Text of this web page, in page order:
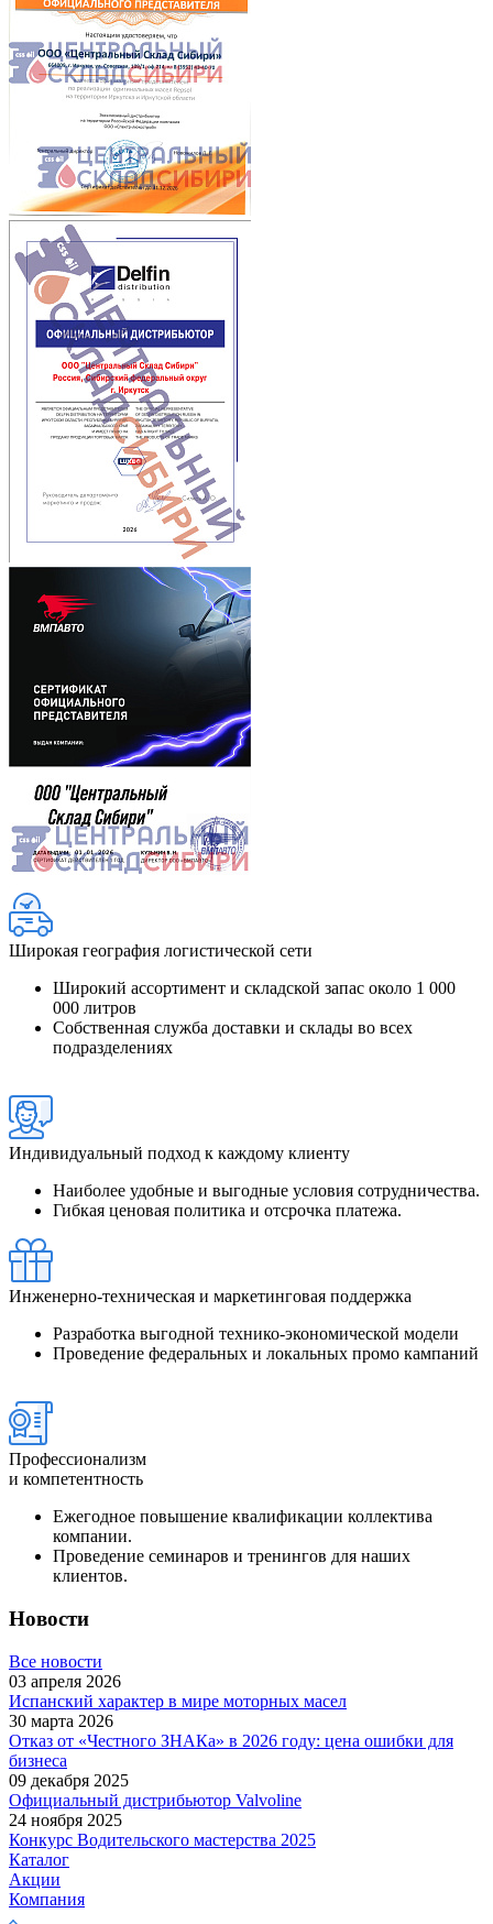
Широкая география логистической сети
Широкий ассортимент и складской запас около 1 000
000 литров
Собственная служба доставки и склады во всех
подразделениях
Индивидуальный подход к каждому клиенту
Наиболее удобные и выгодные условия сотрудничества.
Гибкая ценовая политика и отсрочка платежа.
Инженерно-техническая и маркетинговая поддержка
Разработка выгодной технико-экономической модели
Проведение федеральных и локальных промо кампаний
Профессионализм
и компетентность
Ежегодное повышение квалификации коллектива
компании.
Проведение семинаров и тренингов для наших
клиентов.
Новости
Все новости
03 апреля 2026
Испанский характер в мире моторных масел
30 марта 2026
Отказ от «Честного ЗНАКа» в 2026 году: цена ошибки для
бизнеса
09 декабря 2025
Официальный дистрибьютор Valvoline
24 ноября 2025
Конкурс Водительского мастерства 2025
Каталог
Акции
Компания